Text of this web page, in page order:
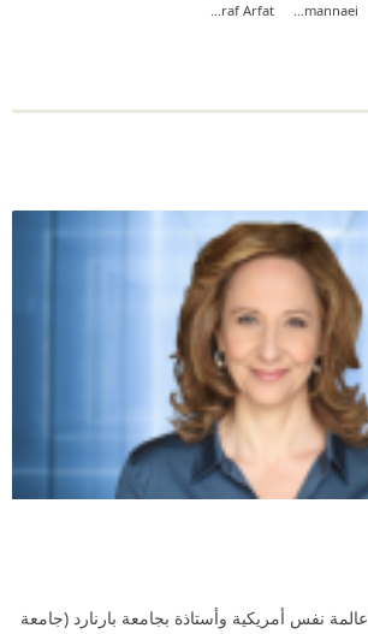
Hanan Almannaei
Ashraf Arfat
تُعد Tara Well عالمة نفس أمريكية وأستاذة بجامعة بارنارد (جامعة